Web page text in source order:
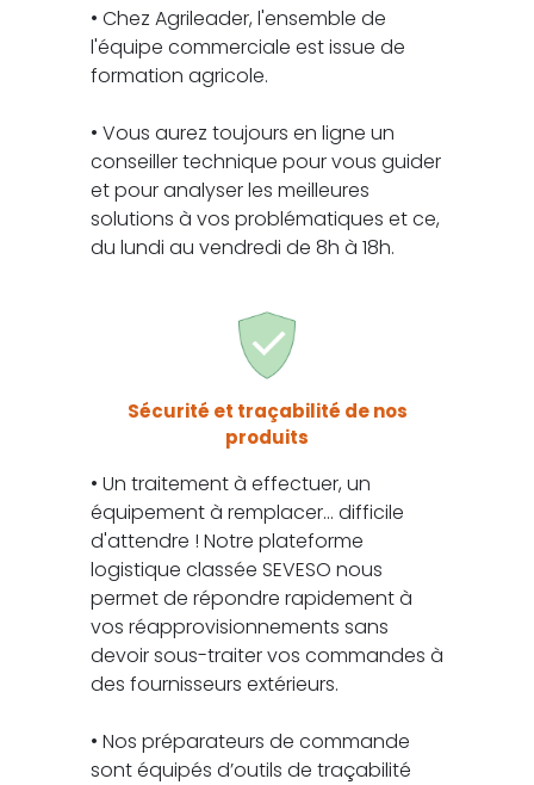
• Chez Agrileader, l'ensemble de
l'équipe commerciale est issue de
formation agricole.
• Vous aurez toujours en ligne un
conseiller technique pour vous guider
et pour analyser les meilleures
solutions à vos problématiques et ce,
du lundi au vendredi de 8h à 18h.
Sécurité et traçabilité de nos
produits
• Un traitement à effectuer, un
équipement à remplacer... difficile
d'attendre ! Notre plateforme
logistique classée SEVESO nous
permet de répondre rapidement à
vos réapprovisionnements sans
devoir sous-traiter vos commandes à
des fournisseurs extérieurs.
• Nos préparateurs de commande
sont équipés d’outils de traçabilité